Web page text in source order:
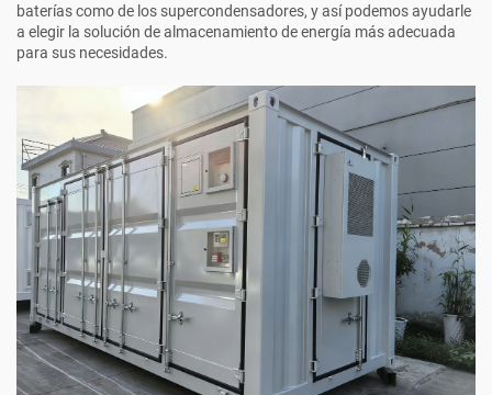
baterías como de los supercondensadores, y así podemos ayudarle
a elegir la solución de almacenamiento de energía más adecuada
para sus necesidades.